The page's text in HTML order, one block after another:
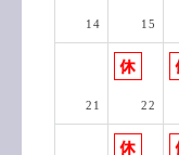
14 15
21 22